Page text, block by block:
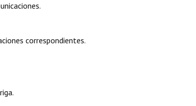
correspondientes.